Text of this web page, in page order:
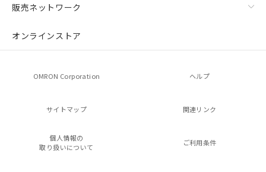
販売ネットワーク
オンラインストア
OMRON Corporation ヘルプ
サイトマップ 関連リンク
個人情報の
取り扱いについて
ご利用条件